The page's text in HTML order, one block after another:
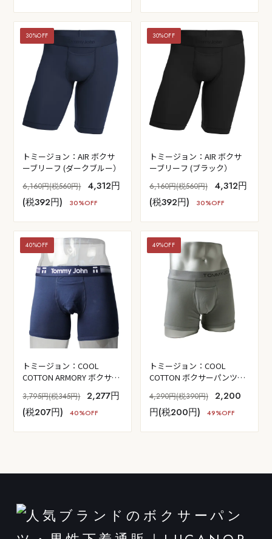
30%OFF
トミージョン：AIR ボクサ
ーブリーフ (ダークブルー）
6,160円(税560円)
4,312円
(税392円)
30%OFF
30%OFF
トミージョン：AIR ボクサ
ーブリーフ (ブラック）
6,160円(税560円)
4,312円
(税392円)
30%OFF
40%OFF
トミージョン：COOL
COTTON ARMORY ボクサー
3,795円(税345円) 2,277円
(税207円)
40%OFF
49%OFF
トミージョン：COOL
COTTON ボクサーパンツ
4,290円(税390円)
2,200
円(税200円)
49%OFF